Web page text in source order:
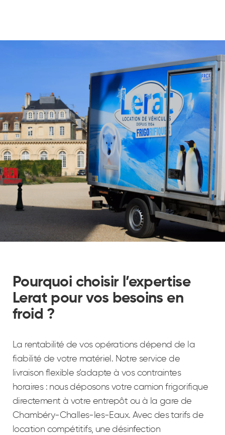
Pourquoi choisir l’expertise
Lerat pour vos besoins en
froid ?
La rentabilité de vos opérations dépend de la
fiabilité de votre matériel. Notre service de
livraison flexible s’adapte à vos contraintes
horaires : nous déposons votre camion frigorifique
directement à votre entrepôt ou à la gare de
Chambéry-Challes-les-Eaux. Avec des tarifs de
location compétitifs, une désinfection